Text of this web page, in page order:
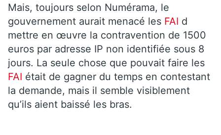
Mais, toujours selon Numérama, le
gouvernement aurait menacé les FAI d
mettre en œuvre la contravention de 1500
euros par adresse IP non identifiée sous 8
jours. La seule chose que pouvait faire les
FAI était de gagner du temps en contestant
la demande, mais il semble visiblement
qu’ils aient baissé les bras.